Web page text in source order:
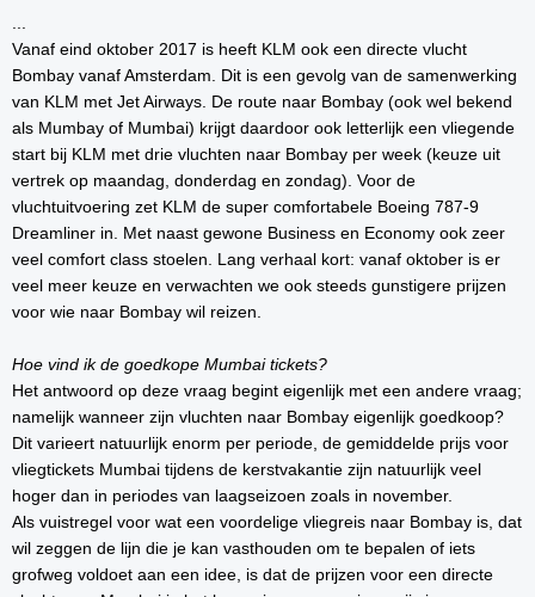
...
Vanaf eind oktober 2017 is heeft KLM ook een directe vlucht
Bombay vanaf Amsterdam. Dit is een gevolg van de samenwerking
van KLM met Jet Airways. De route naar Bombay (ook wel bekend
als Mumbay of Mumbai) krijgt daardoor ook letterlijk een vliegende
start bij KLM met drie vluchten naar Bombay per week (keuze uit
vertrek op maandag, donderdag en zondag). Voor de
vluchtuitvoering zet KLM de super comfortabele Boeing 787-9
Dreamliner in. Met naast gewone Business en Economy ook zeer
veel comfort class stoelen. Lang verhaal kort: vanaf oktober is er
veel meer keuze en verwachten we ook steeds gunstigere prijzen
voor wie naar Bombay wil reizen.
Hoe vind ik de goedkope Mumbai tickets?
Het antwoord op deze vraag begint eigenlijk met een andere vraag;
namelijk wanneer zijn vluchten naar Bombay eigenlijk goedkoop?
Dit varieert natuurlijk enorm per periode, de gemiddelde prijs voor
vliegtickets Mumbai tijdens de kerstvakantie zijn natuurlijk veel
hoger dan in periodes van laagseizoen zoals in november.
Als vuistregel voor wat een voordelige vliegreis naar Bombay is, dat
wil zeggen de lijn die je kan vasthouden om te bepalen of iets
grofweg voldoet aan een idee, is dat de prijzen voor een directe